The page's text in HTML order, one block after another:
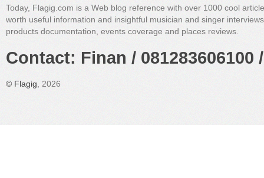
Today, Flagig.com is a Web blog reference with over 1000 cool
worth useful information and insightful musician and singer
products documentation, events coverage and places reviews.
Contact: Finan /
© Flagig, 2026